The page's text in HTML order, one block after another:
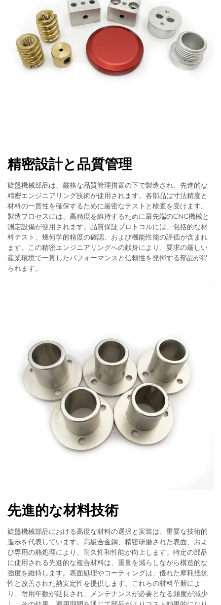
精密設計と品質管理
旋盤機械部品は、厳格な品質管理措置の下で製造され、先進的な
精密エンジニアリング技術が使用されます。各部品は寸法精度と
材料の一貫性を確保するために厳密なテストと検査を受けます。
製造プロセスには、高精度を維持するために最先端のCNC機械と
測定設備が使用されます。品質保証プロトコルには、包括的な材
料テスト、幾何学的精度の確認、および機能性能の評価が含まれ
ます。この精密エンジニアリングへの献身により、要求の厳しい
産業環境で一貫したパフォーマンスと信頼性を発揮する部品が得
られます。
先進的な材料技術
旋盤機械部品における高度な材料の選択と実装は、重要な技術的
進歩を代表しています。高級合金鋼、精密研磨された表面、およ
び専用の熱処理により、耐久性和性能が向上します。特定の部品
に使用される先進的な複合材料は、重量を減らしながら構造的な
強度を維持します。表面処理やコーティングは、優れた摩耗抵抗
性と改善された熱安定性を提供します。これらの材料革新によ
り、耐用年数が延長され、メンテナンスが必要となる頻度が減少